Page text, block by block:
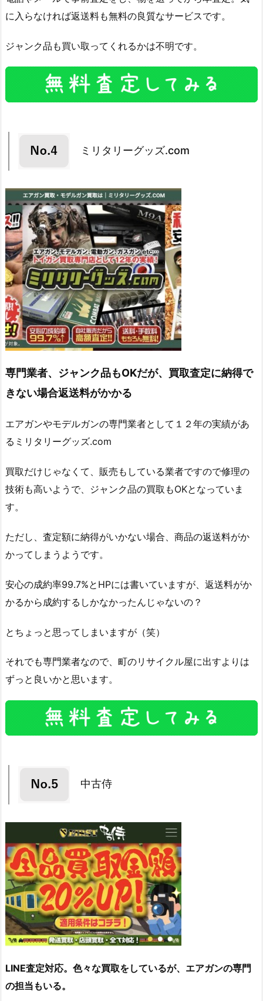
に入らなければ返送料も無料の良質なサービスです。
ジャンク品も買い取ってくれるかは不明です。
ミリタリーグッズ.com
専門業者、ジャンク品もOKだが、買取査定に納得で
きない場合返送料がかかる
エアガンやモデルガンの専門業者として１２年の実績があ
るミリタリーグッズ.com
買取だけじゃなくて、販売もしている業者ですので修理の
技術も高いようで、ジャンク品の買取もOKとなっていま
す。
ただし、査定額に納得がいかない場合、商品の返送料がか
かってしまうようです。
安心の成約率99.7%とHPには書いていますが、返送料がか
かるから成約するしかなかったんじゃないの？
とちょっと思ってしまいますが（笑）
それでも専門業者なので、町のリサイクル屋に出すよりは
ずっと良いかと思います。
中古侍
LINE査定対応。色々な買取をしているが、エアガンの専門
の担当もいる。